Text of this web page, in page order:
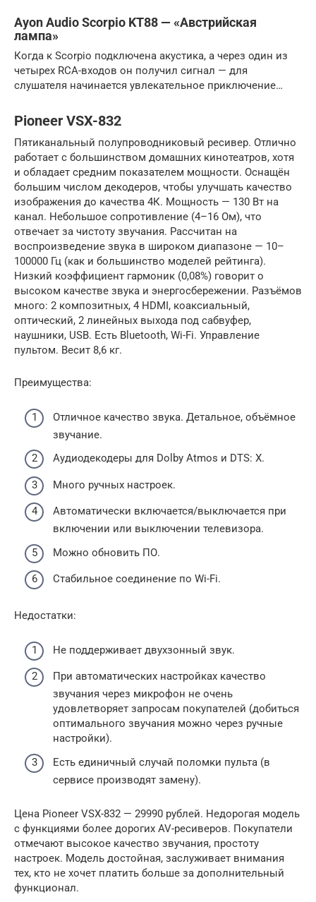
Ayon Audio Scorpio KT88 — «Австрийская
лампа»
Когда к Scorpio подключена акустика, а через один из
четырех RCA-входов он получил сигнал — для
слушателя начинается увлекательное приключение…
Pioneer VSX-832
Пятиканальный полупроводниковый ресивер. Отлично
работает с большинством домашних кинотеатров, хотя
и обладает средним показателем мощности. Оснащён
большим числом декодеров, чтобы улучшать качество
изображения до качества 4К. Мощность — 130 Вт на
канал. Небольшое сопротивление (4–16 Ом), что
отвечает за чистоту звучания. Рассчитан на
воспроизведение звука в широком диапазоне — 10–
100000 Гц (как и большинство моделей рейтинга).
Низкий коэффициент гармоник (0,08%) говорит о
высоком качестве звука и энергосбережении. Разъёмов
много: 2 композитных, 4 HDMI, коаксиальный,
оптический, 2 линейных выхода под сабвуфер,
наушники, USB. Есть Bluetooth, Wi-Fi. Управление
пультом. Весит 8,6 кг.
Преимущества:
Отличное качество звука. Детальное, объёмное
звучание.
Аудиодекодеры для Dolby Atmos и DTS: X.
Много ручных настроек.
Автоматически включается/выключается при
включении или выключении телевизора.
Можно обновить ПО.
Стабильное соединение по Wi-Fi.
Недостатки:
Не поддерживает двухзонный звук.
При автоматических настройках качество
звучания через микрофон не очень
удовлетворяет запросам покупателей (добиться
оптимального звучания можно через ручные
настройки).
Есть единичный случай поломки пульта (в
сервисе производят замену).
Цена Pioneer VSX-832 — 29990 рублей. Недорогая модель
с функциями более дорогих AV-ресиверов. Покупатели
отмечают высокое качество звучания, простоту
настроек. Модель достойная, заслуживает внимания
тех, кто не хочет платить больше за дополнительный
функционал.